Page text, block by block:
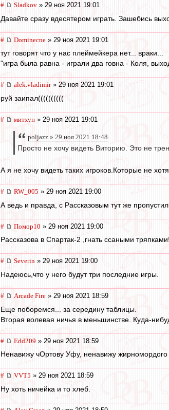
# Sladkov » 29 ноя 2021 19:01
Давайте сразу вдесятером играть. Зашебись
# Dominecne » 29 ноя 2021 19:01
тут говорят что у нас плеймейкера нет... враки...
"игра была равна - играли два говна - Коля,
# alek.vladimir» 29 ноя 2021 19:01
руй заипал((((((((((
# митхун » 29 ноя 2021 19:01
poljazz » 29 ноя 2021 18:48
Просто не хочу видеть Виторию. Это не
А я не хочу видеть таких игроков.Которые не
# RW_005 » 29 ноя 2021 19:00
А ведь и правда, с Рассказовым тут же
# Помор10 » 29 ноя 2021 19:00
Рассказова в Спартак-2 ,гнать ссаными тряпками!
# Severin » 29 ноя 2021 19:00
Надеюсь,что у него будут три последние игры.
# Arcade Fire » 29 ноя 2021 18:59
Еще поборемся... за середину таблицы.
Вторая волевая ничья в меньшинстве. Куда-
# Edd209 » 29 ноя 2021 18:59
Ненавижу чОртову Уфу, ненавижу
# VVT5 » 29 ноя 2021 18:59
Ну хоть ничейка и то хлеб.